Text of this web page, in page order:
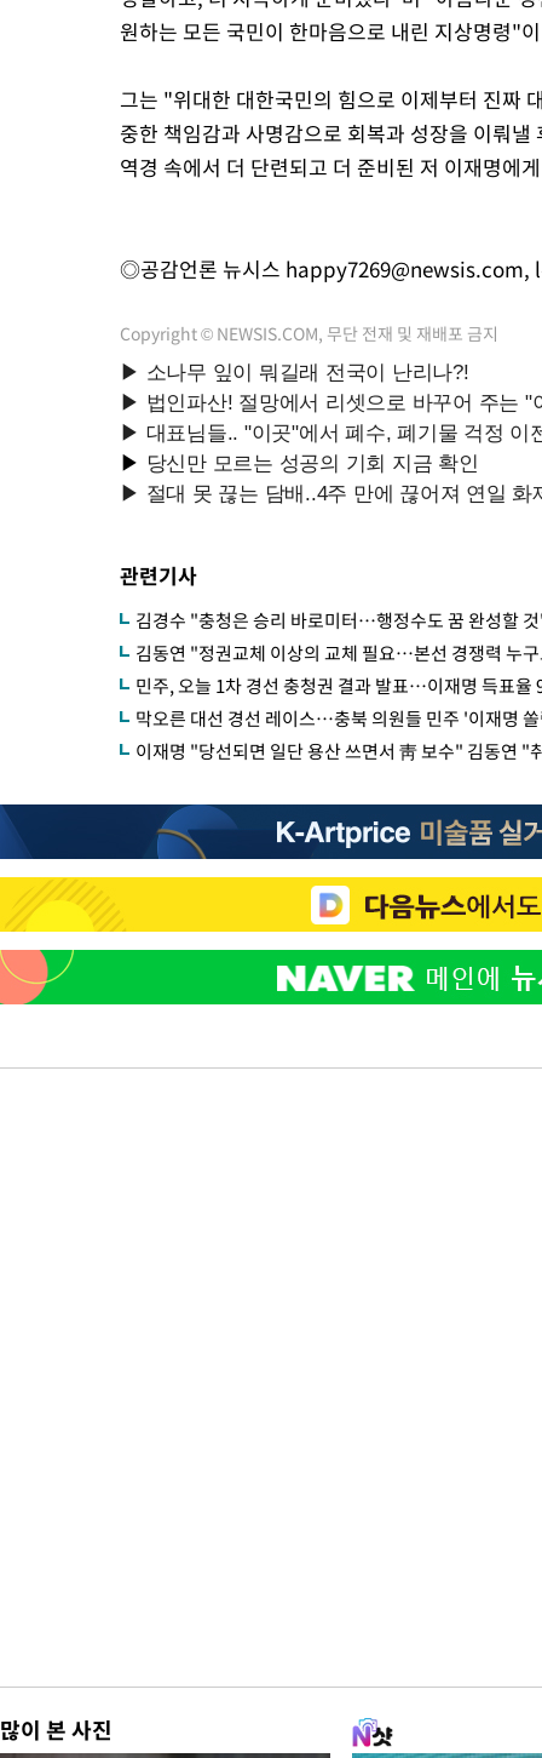
원하는 모든 국민이 한마음으로 내린 지상명령"
그는 "위대한 대한국민의 힘으로 이제부터 진짜
중한 책임감과 사명감으로 회복과 성장을 이뤄
역경 속에서 더 단련되고 더 준비된 저 이재명에
◎공감언론 뉴시스 happy7269@newsis.com,
Copyright © NEWSIS.COM, 무단 전재 및 재배포 금지
관련기사
김경수 "충청은 승리 바로미터…행정수도 꿈 완성할
김동연 "정권교체 이상의 교체 필요…본선 경쟁력 누
민주, 오늘 1차 경선 충청권 결과 발표…이재명 득표율
막오른 대선 경선 레이스…충북 의원들 민주 '이재명
이재명 "당선되면 일단 용산 쓰면서 靑 보수" 김동연 "
많이 본 사진